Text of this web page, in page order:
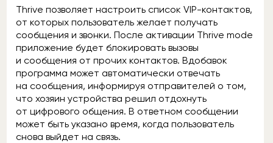
Thrive позволяет настроить список VIP-контактов,
от которых пользователь желает получать
сообщения и звонки. После активации Thrive mode
приложение будет блокировать вызовы
и сообщения от прочих контактов. Вдобавок
программа может автоматически отвечать
на сообщения, информируя отправителей о том,
что хозяин устройства решил отдохнуть
от цифрового общения. В ответном сообщении
может быть указано время, когда пользователь
снова выйдет на связь.